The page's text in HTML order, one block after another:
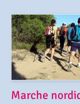
Marche